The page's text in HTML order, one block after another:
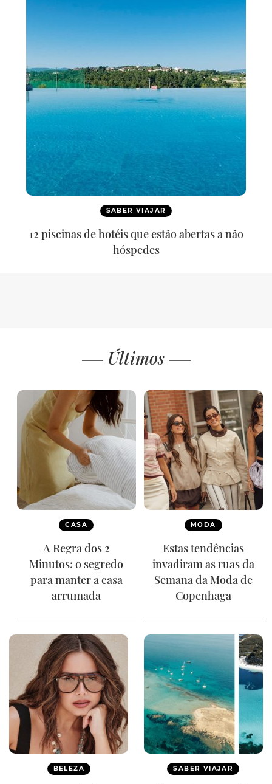
SABER VIAJAR
12 piscinas de hotéis que estão abertas a não
hóspedes
Últimos
CASA
A Regra dos 2
Minutos: o segredo
para manter a casa
arrumada
MODA
Estas tendências
invadiram as ruas da
Semana da Moda de
Copenhaga
BELEZA SABER VIAJAR